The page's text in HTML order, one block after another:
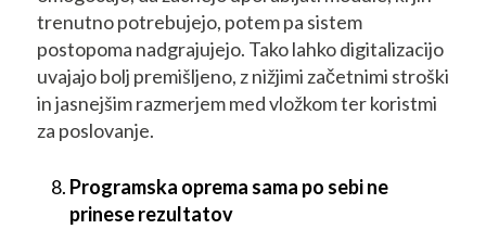
trenutno potrebujejo, potem pa sistem
postopoma nadgrajujejo. Tako lahko digitalizacijo
uvajajo bolj premišljeno, z nižjimi začetnimi stroški
in jasnejšim razmerjem med vložkom ter koristmi
za poslovanje.
Programska oprema sama po sebi ne
prinese rezultatov